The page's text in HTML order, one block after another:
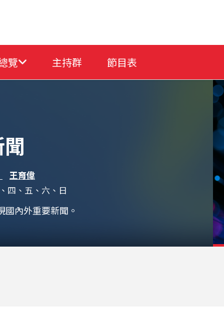
覽 主持群 節目表
王育偉
四、五、六、日
內外重要新聞。